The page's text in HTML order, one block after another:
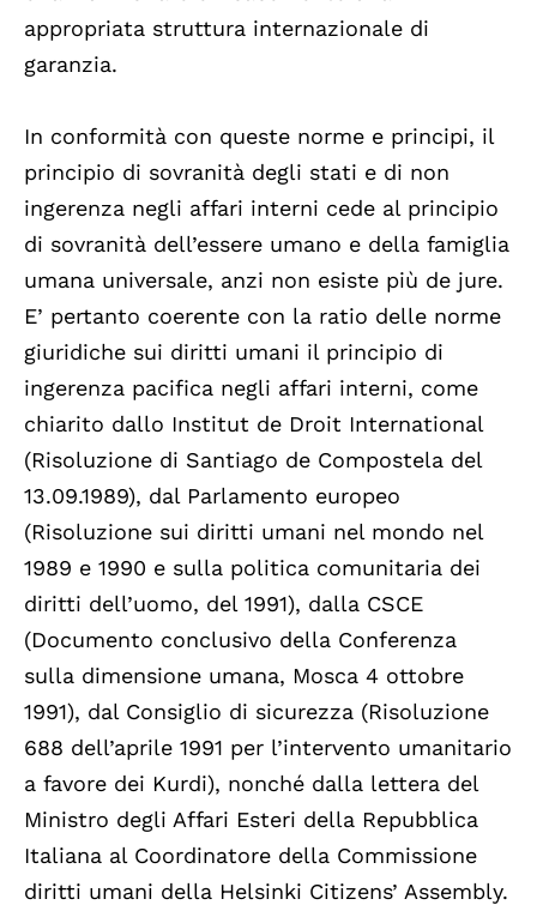
appropriata struttura internazionale di
garanzia.
In conformità con queste norme e principi, il
principio di sovranità degli stati e di non
ingerenza negli affari interni cede al principio
di sovranità dell’essere umano e della famiglia
umana universale, anzi non esiste più de jure.
E’ pertanto coerente con la ratio delle norme
giuridiche sui diritti umani il principio di
ingerenza pacifica negli affari interni, come
chiarito dallo Institut de Droit International
(Risoluzione di Santiago de Compostela del
13.09.1989), dal Parlamento europeo
(Risoluzione sui diritti umani nel mondo nel
1989 e 1990 e sulla politica comunitaria dei
diritti dell’uomo, del 1991), dalla CSCE
(Documento conclusivo della Conferenza
sulla dimensione umana, Mosca 4 ottobre
1991), dal Consiglio di sicurezza (Risoluzione
688 dell’aprile 1991 per l’intervento umanitario
a favore dei Kurdi), nonché dalla lettera del
Ministro degli Affari Esteri della Repubblica
Italiana al Coordinatore della Commissione
diritti umani della Helsinki Citizens’ Assembly.